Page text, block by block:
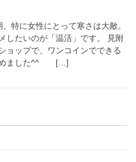
特に女性にとって寒さは大敵。
したいのが「温活」です。 見附
ョップで、ワンコインでできる
めました^^ […]